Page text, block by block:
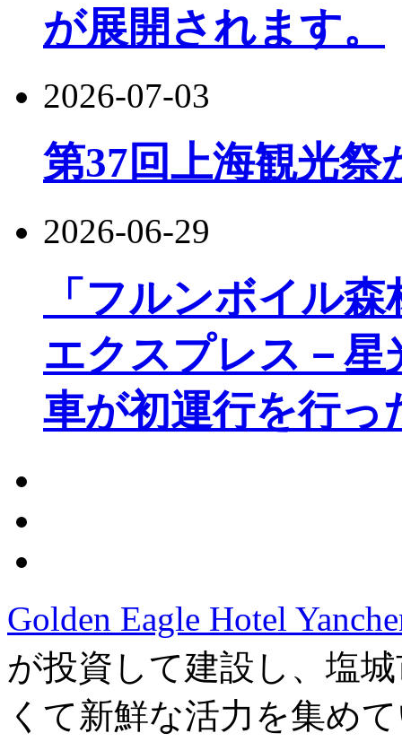
が展開されます。
2026-07-03
第37回上海観光祭
2026-06-29
「フルンボイル
エクスプレス－星
車が初運行を行っ
Golden Eagle Hotel
が投資して建設し、塩
くて新鮮な活力を集め